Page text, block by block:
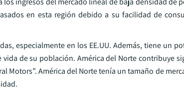
en esta región debido a su facilidad de
especialmente en los EE.UU. Además, tiene un
de su población. América del Norte contribuye
América del Norte tenía un tamaño de